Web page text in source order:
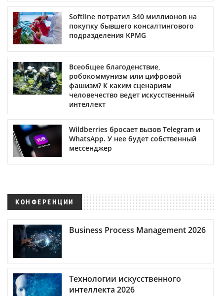
Softline потратил 340 миллионов на
покупку бывшего консалтингового
подразделения KPMG
Всеобщее благоденствие,
робокоммунизм или цифровой
фашизм? К каким сценариям
человечество ведет искусственный
интеллект
Wildberries бросает вызов Telegram и
WhatsApp. У нее будет собственный
мессенджер
КОНФЕРЕНЦИИ
Business Process Management 2026
Технологии искусственного
интеллекта 2026